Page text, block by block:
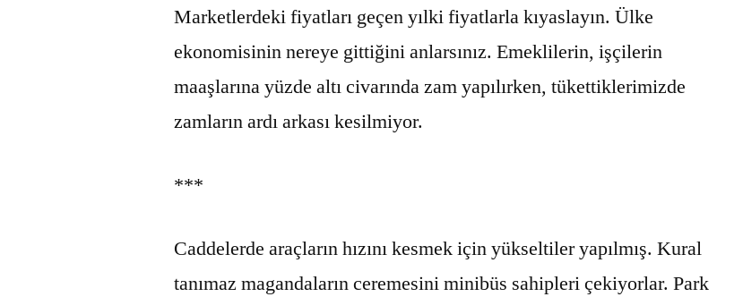
Marketlerdeki fiyatları geçen yılki fiyatlarla kıyaslayın. Ülke
ekonomisinin nereye gittiğini anlarsınız. Emeklilerin, işçilerin
maaşlarına yüzde altı civarında zam yapılırken, tükettiklerimizde
zamların ardı arkası kesilmiyor.
***
Caddelerde araçların hızını kesmek için yükseltiler yapılmış. Kural
tanımaz magandaların ceremesini minibüs sahipleri çekiyorlar. Park